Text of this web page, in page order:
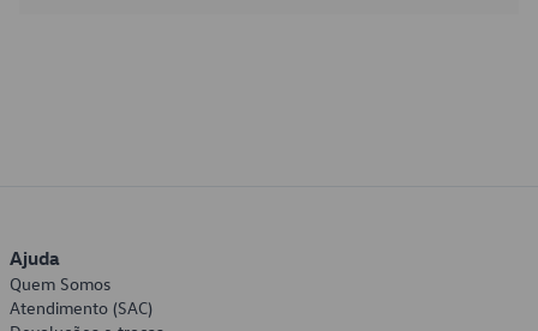
Ajuda
Quem Somos
Atendimento (SAC)